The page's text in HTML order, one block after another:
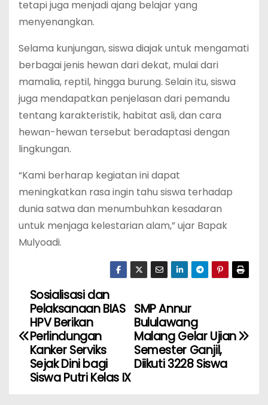
tetapi juga menjadi ajang belajar yang
menyenangkan.
Selama kunjungan, siswa diajak untuk mengamati
berbagai jenis hewan dari dekat, mulai dari
mamalia, reptil, hingga burung. Selain itu, siswa
juga mendapatkan penjelasan dari pemandu
tentang karakteristik, habitat asli, dan cara
hewan-hewan tersebut beradaptasi dengan
lingkungan.
“Kami berharap kegiatan ini dapat
meningkatkan rasa ingin tahu siswa terhadap
dunia satwa dan menumbuhkan kesadaran
untuk menjaga kelestarian alam,” ujar Bapak
Mulyoadi.
N
SMP Annur
Bululawang
Malang Gelar Ujian
Semester Ganjil,
Diikuti 3228 Siswa
Sosialisasi dan
Pelaksanaan BIAS
HPV Berikan
Perlindungan
Kanker Serviks
Sejak Dini bagi
Siswa Putri Kelas IX